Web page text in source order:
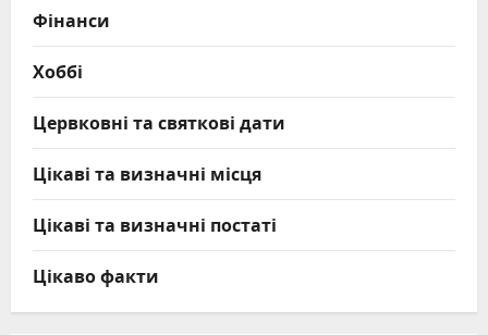
Фінанси
Хоббі
Цервковні та святкові дати
Цікаві та визначні місця
Цікаві та визначні постаті
Цікаво факти